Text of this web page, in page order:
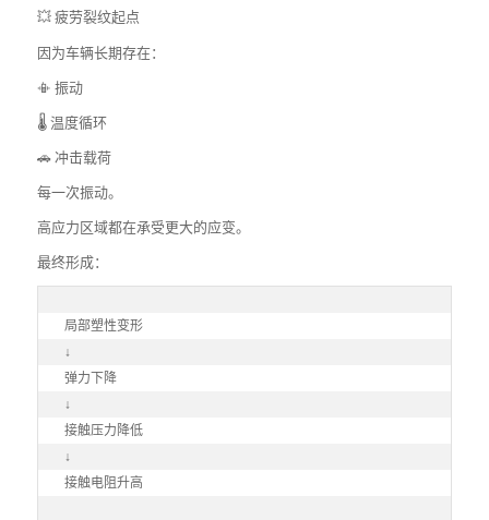
💥 疲劳裂纹起点
因为车辆长期存在：
📳 振动
🌡️ 温度循环
🚗 冲击载荷
每一次振动。
高应力区域都在承受更大的应变。
最终形成：
局部塑性变形
↓
弹力下降
↓
接触压力降低
↓
接触电阻升高